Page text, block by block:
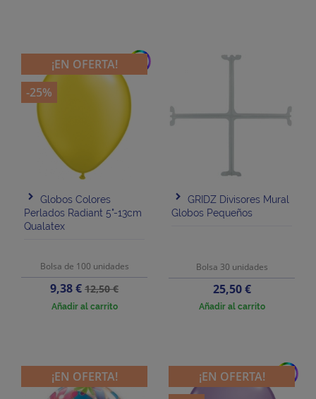
add
Globos Colores
Perlados Radiant 5"-13cm
Qualatex
Bolsa de 100 unidades
Precio
9,38 €Precio
base
12,50 €
Añadir al carrito
¡EN OFERTA!
-25%
GRIDZ Divisores Mural
Globos Pequeños
Bolsa 30 unidades
Precio
25,50 €
Añadir al carrito
¡EN OFERTA! add
¡EN OFERTA!